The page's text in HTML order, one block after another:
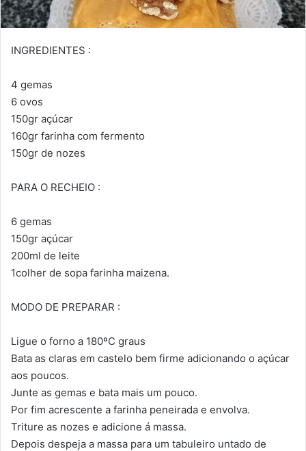
INGREDIENTES :
4 gemas
6 ovos
150gr açúcar
160gr farinha com fermento
150gr de nozes
PARA O RECHEIO :
6 gemas
150gr açúcar
200ml de leite
1colher de sopa farinha maizena.
MODO DE PREPARAR :
Ligue o forno a 180ºC graus
Bata as claras em castelo bem firme adicionando o açúcar
aos poucos.
Junte as gemas e bata mais um pouco.
Por fim acrescente a farinha peneirada e envolva.
Triture as nozes e adicione á massa.
Depois despeja a massa para um tabuleiro untado de